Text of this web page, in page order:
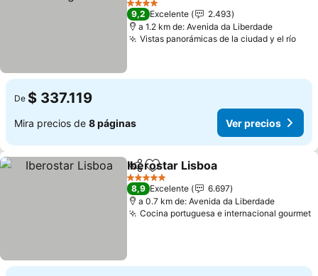
4 Estrellas
9,2 Excelente
2.493
a 1.2 km de: Avenida da Liberdade
Vistas panorámicas de la ciudad y el río
De $ 337.119
Mira precios de 8 páginas Ver precios
CompartirAgregar a favoritos
Iberostar Lisboa
5 Estrellas
8,9 Excelente
6.697
a 0.7 km de: Avenida da Liberdade
Cocina portuguesa e internacional gourmet